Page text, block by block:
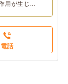
用が生じ...
電話